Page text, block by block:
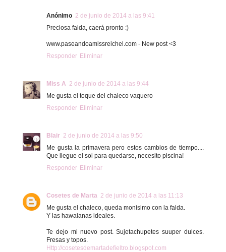
Anónimo 2 de junio de 2014 a las 9:41
Preciosa falda, caerá pronto :)
www.paseandoamissreichel.com - New post <3
Responder Eliminar
Miss A 2 de junio de 2014 a las 9:44
Me gusta el toque del chaleco vaquero
Responder Eliminar
Blair 2 de junio de 2014 a las 9:50
Me gusta la primavera pero estos cambios de tiempo....
Que llegue el sol para quedarse, necesito piscina!
Responder Eliminar
Cosetes de Marta 2 de junio de 2014 a las 11:13
Me gusta el chaleco, queda monisimo con la falda.
Y las hawaianas ideales.
Te dejo mi nuevo post. Sujetachupetes suuper dulces.
Fresas y topos.
Http://cosetesdemartadefieltro.blogspot.com